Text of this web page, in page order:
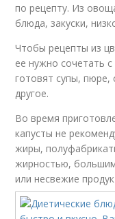
по рецепту. Из
блюда, закуски,
Чтобы рецепты из
ее нужно сочетать
готовят супы, пюре,
другое.
Во время
капусты не
жиры,
жирностью,
или несвежие